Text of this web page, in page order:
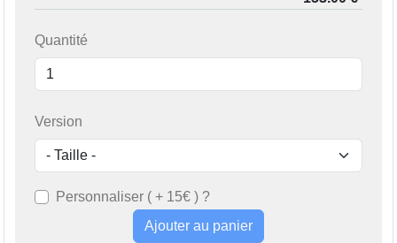
Quantité
Version
Personnaliser ( + 15€ ) ?
Ajouter au panier